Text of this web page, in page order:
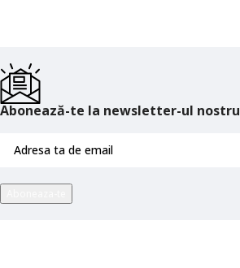
Abonează-te la newsletter-ul nostru